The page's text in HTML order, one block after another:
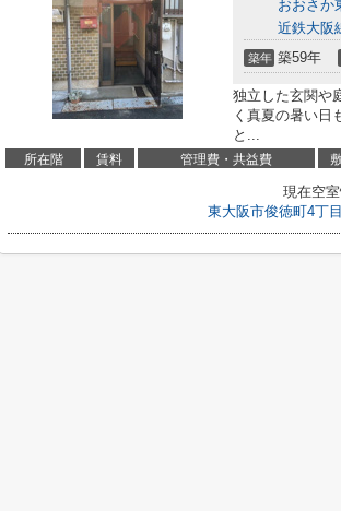
おおさか
近鉄大阪
築年 築59年
独立した玄関や
く真夏の暑い日
と...
所在階 賃料 管理費・共益費
現在空室
東大阪市俊徳町4丁